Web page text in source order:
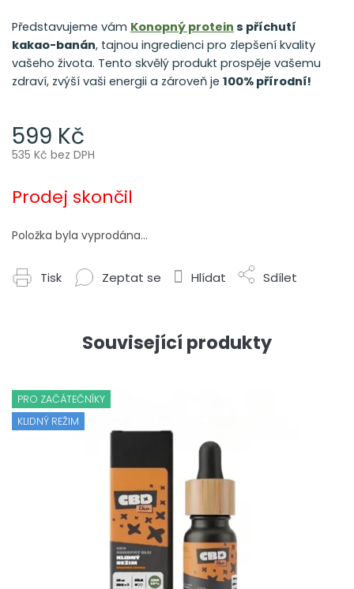
599 Kč
535 Kč bez DPH
cena:
Prodej skončil
Položka byla vyprodána…
Představujeme vám Konopný protein s příchutí
kakao-banán, tajnou ingredienci pro zlepšení kvality
vašeho života. Tento skvělý produkt prospěje vašemu
zdraví, zvýší vaši energii a zároveň je 100% přírodní!
Tisk Zeptat se Hlídat Sdílet
Související produkty
PRO ZAČÁTEČNÍKY
KLIDNÝ REŽIM